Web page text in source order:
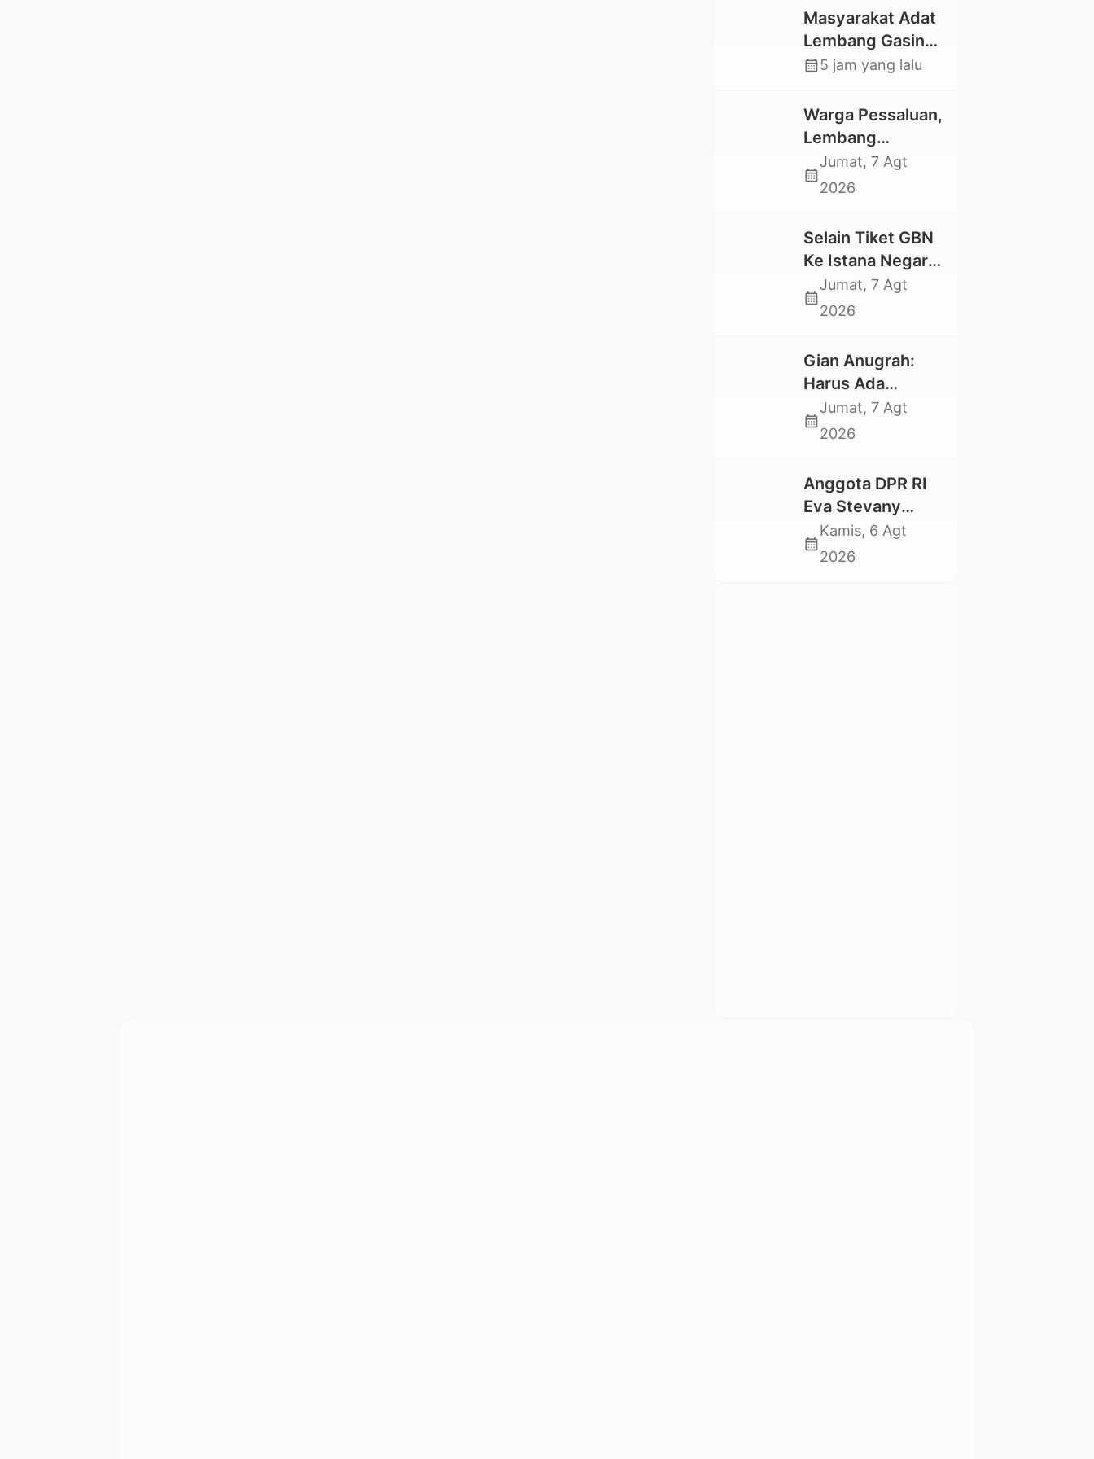
Masyarakat Adat
Lembang Gasing
Mengkendek Usir
yang Rusak
Kawasan Hutan
calendar_month5 jam yang lalu
Warga Pessaluan,
Lembang
Gandangbatu
Swadaya Cor
calendar_month
Jumat, 7 Agt
2026
Selain Tiket GBN
Ke Istana Negara,
Mahasiswa UKI
Toraja Oktavia
Pekan Seni
Mahasiswa
calendar_month
Jumat, 7 Agt
2026
Gian Anugrah:
Harus Ada
Kepastian Hukum
Hilangnya Stoner,
tidak Larut dalam
Trauma dan
Kesedihan
Berkepanjangan
calendar_month
Jumat, 7 Agt
2026
Anggota DPR RI
Eva Stevany
Rataba Salurkan
Bantuan Bagi
calendar_month
Kamis, 6 Agt
2026